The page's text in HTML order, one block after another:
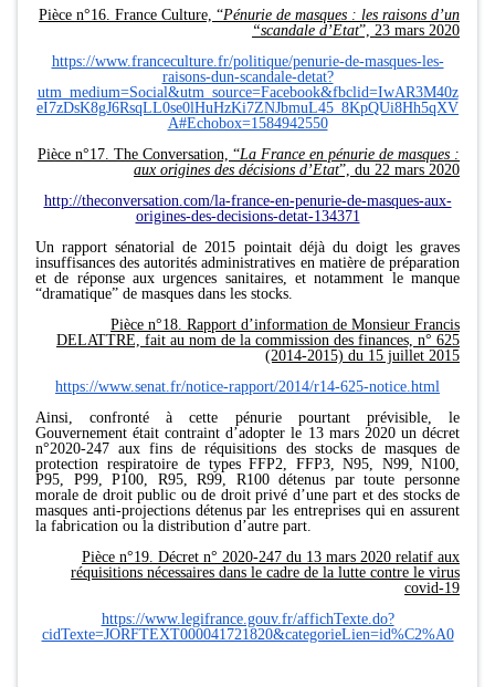
Pièce n°16. France Culture, “Pénurie de masques : les raisons d’un
“scandale d’Etat”, 23 mars 2020
https://www.franceculture.fr/politique/penurie-de-masques-les-
raisons-dun-scandale-detat?
utm_medium=Social&utm_source=Facebook&fbclid=IwAR3M40z
eI7zDsK8gJ6RsqLL0se0lHuHzKi7ZNJbmuL45_8KpQUi8Hh5qXV
A#Echobox=1584942550
Pièce n°17. The Conversation, “La France en pénurie de masques :
aux origines des décisions d’Etat”, du 22 mars 2020
http://theconversation.com/la-france-en-penurie-de-masques-aux-
origines-des-decisions-detat-134371
Un rapport sénatorial de 2015 pointait déjà du doigt les graves
insuffisances des autorités administratives en matière de préparation
et de réponse aux urgences sanitaires, et notamment le manque
“dramatique” de masques dans les stocks.
Pièce n°18. Rapport d’information de Monsieur Francis
DELATTRE, fait au nom de la commission des finances, n° 625
(2014-2015) du 15 juillet 2015
https://www.senat.fr/notice-rapport/2014/r14-625-notice.html
Ainsi, confronté à cette pénurie pourtant prévisible, le
Gouvernement était contraint d’adopter le 13 mars 2020 un décret
n°2020-247 aux fins de réquisitions des stocks de masques de
protection respiratoire de types FFP2, FFP3, N95, N99, N100,
P95, P99, P100, R95, R99, R100 détenus par toute personne
morale de droit public ou de droit privé d’une part et des stocks de
masques anti-projections détenus par les entreprises qui en assurent
la fabrication ou la distribution d’autre part.
Pièce n°19. Décret n° 2020-247 du 13 mars 2020 relatif aux
réquisitions nécessaires dans le cadre de la lutte contre le virus
covid-19
https://www.legifrance.gouv.fr/affichTexte.do?
cidTexte=JORFTEXT000041721820&categorieLien=id%C2%A0